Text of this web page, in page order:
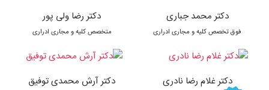
دکتر محمد جباری
فوق تخصص کلیه و مجاری ادراری
دکتر غلام رضا نادری
دکتر رضا ولی پور
متخصص کلیه و مجاری ادراری
دکتر آرش محمدی توفیق